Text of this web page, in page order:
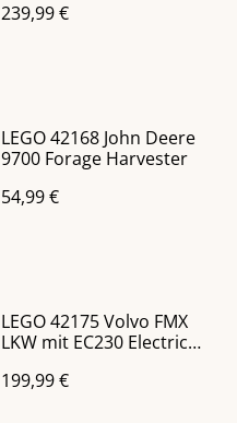
239,99 €
LEGO 42168 John Deere
9700 Forage Harvester
54,99 €
LEGO 42175 Volvo FMX
LKW mit EC230 Electric
199,99 €